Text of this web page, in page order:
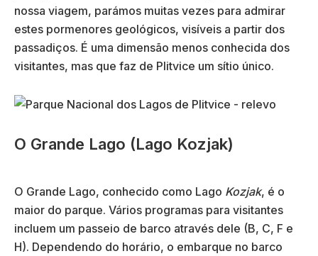
nossa viagem, parámos muitas vezes para admirar
estes pormenores geológicos, visíveis a partir dos
passadiços. É uma dimensão menos conhecida dos
visitantes, mas que faz de Plitvice um sítio único.
O Grande Lago (Lago Kozjak)
O Grande Lago, conhecido como Lago Kozjak, é o
maior do parque. Vários programas para visitantes
incluem um passeio de barco através dele (B, C, F e
H). Dependendo do horário, o embarque no barco